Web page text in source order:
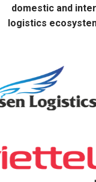
domestic and
logistics